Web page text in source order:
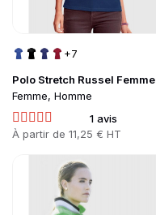
Polo Stretch Russel Femme
Femme, Homme
1 avis
Prix
À partir de 11,25 € HT
+7
Go to product page